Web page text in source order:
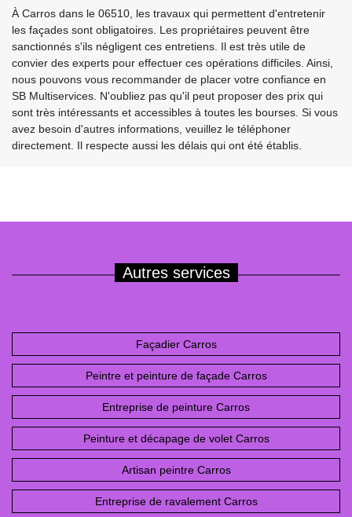
À Carros dans le 06510, les travaux qui permettent d'entretenir
les façades sont obligatoires. Les propriétaires peuvent être
sanctionnés s'ils négligent ces entretiens. Il est très utile de
convier des experts pour effectuer ces opérations difficiles. Ainsi,
nous pouvons vous recommander de placer votre confiance en
SB Multiservices. N'oubliez pas qu'il peut proposer des prix qui
sont très intéressants et accessibles à toutes les bourses. Si vous
avez besoin d'autres informations, veuillez le téléphoner
directement. Il respecte aussi les délais qui ont été établis.
Autres services
Façadier Carros
Peintre et peinture de façade Carros
Entreprise de peinture Carros
Peinture et décapage de volet Carros
Artisan peintre Carros
Entreprise de ravalement Carros